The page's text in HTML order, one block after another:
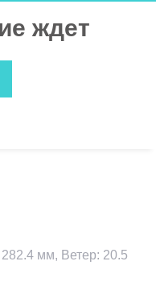
ждет
мм, Ветер: 20.5